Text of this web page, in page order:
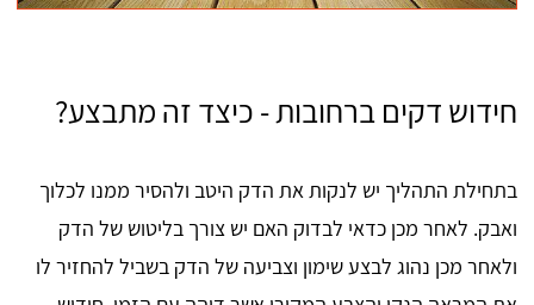
חידוש דקים ברחובות - כיצד זה מתבצע?
בתחילת התהליך יש לנקות את הדק היטב ולהסיר ממנו לכלוך
ואבק. לאחר מכן כדאי לבדוק האם יש צורך בליטוש של הדק
ולאחר מכן נהוג לבצע שימון וצביעה של הדק בשביל להחזיר לו